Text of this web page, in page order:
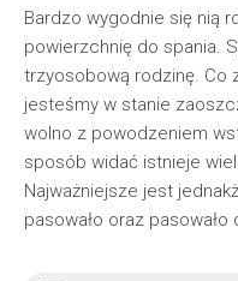
Bardzo wygodnie się nią
powierzchnię do spania.
trzyosobową rodzinę. Co
jesteśmy w stanie
wolno z powodzeniem
sposób widać istnieje
Najważniejsze jest
pasowało oraz